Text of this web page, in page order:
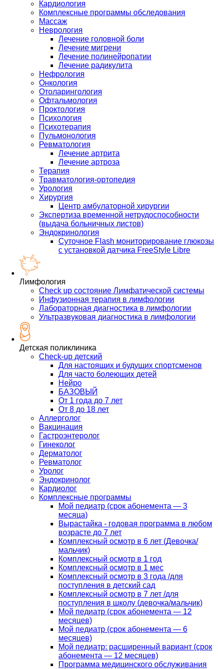
Кардиология
Комплексные программы обследования
Массаж
Неврология
Лечение головной боли
Лечение мигрени
Лечение полинейропатии
Лечение радикулита
Нефрология
Онкология
Отоларингология
Офтальмология
Проктология
Психология
Психотерапия
Пульмонология
Ревматология
Лечение артрита
Лечение артроза
Терапия
Травматология-ортопедия
Урология
Хирургия
Центр амбулаторной хирургии
Экспертиза временной нетрудоспособности
(выдача больничных листов)
Эндокринология
Суточное Flash мониторирование глюкозы
с установкой датчика FreeStyle Libre
Лимфология
Check up состояние Лимфатической системы
Инфузионная терапия в лимфологии
Лабораторная диагностика в лимфологии
Ультразвуковая диагностика в лимфологии
Детская поликлиника
Check-up детский
Для настоящих и будущих спортсменов
Для часто болеющих детей
Нейро
БАЗОВЫЙ
От 1 года до 7 лет
От 8 до 18 лет
Аллерголог
Вакцинация
Гастроэнтеролог
Гинеколог
Дерматолог
Ревматолог
Уролог
Эндокринолог
Кардиолог
Комплексные программы
Мой педиатр (срок абонемента — 3
месяца)
Вырастайка - годовая программа в любом
возрасте до 7 лет
Комплексный осмотр в 6 лет (Девочка/
мальчик)
Комплексный осмотр в 1 год
Комплексный осмотр в 1 мес
Комплексный осмотр в 3 года /для
поступления в детский сад
Комплексный осмотр в 7 лет /для
поступления в школу (девочка/мальчик)
Мой педиатр (срок абонемента — 12
месяцев)
Мой педиатр (срок абонемента — 6
месяцев)
Мой педиатр: расширенный вариант (срок
абонемента — 12 месяцев)
Программа медицинского обслуживания